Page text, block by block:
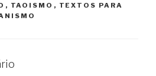
, TAOISMO , TEXTOS PARA